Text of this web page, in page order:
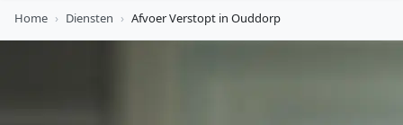
Home › Diensten › Afvoer Verstopt in Ouddorp